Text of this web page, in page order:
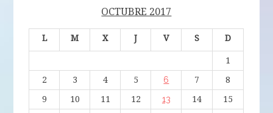
OCTUBRE 2017
L M X J V S D
1
2
3 4 5 6 7
8
9
10 11 12 13 14
15